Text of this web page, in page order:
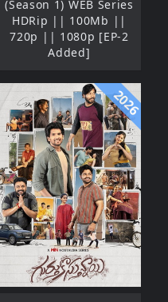
(Season 1) WEB Series
HDRip || 100Mb ||
720p || 1080p [EP-2
Added]
2026